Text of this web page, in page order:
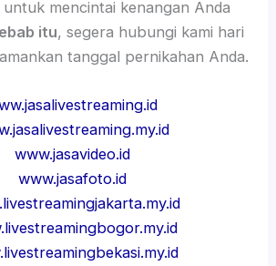
mencintai kenangan Anda
itu, segera hubungi kami hari
tanggal pernikahan Anda.
www.jasavideo.id
www.jasafoto.id